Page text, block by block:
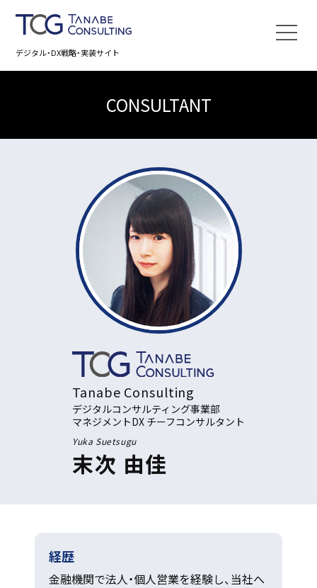
デジタル・DX戦略・実装サイト
CONSULTANT
Tanabe Consulting
デジタルコンサルティング事業部
マネジメントDX チーフコンサルタント
Yuka Suetsugu
末次 由佳
経歴
金融機関で法人・個人営業を経験し、当社へ